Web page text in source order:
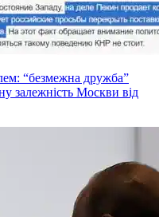
“безмежна дружба”
залежність Москви від